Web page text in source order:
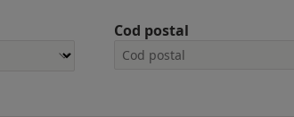
Cod postal